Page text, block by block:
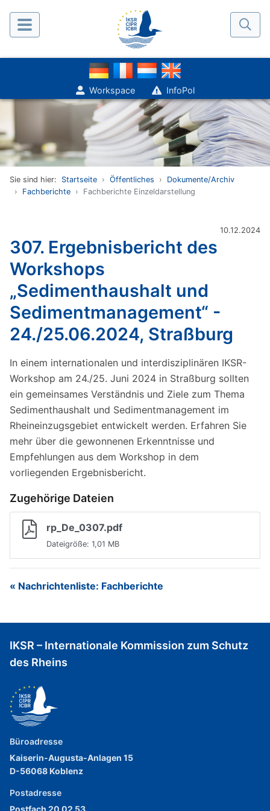
Workspace InfoPol
Sie sind hier: Startseite Öffentliches
Dokumente/Archiv
Fachberichte
Fachberichte Einzeldarstellung
10.12.2024
307. Ergebnisbericht des
Workshops
„Sedimenthaushalt und
Sedimentmanagement“ -
24./25.06.2024, Straßburg
In einem internationalen und interdisziplinären IKSR-
Workshop am 24./25. Juni 2024 in Straßburg sollten
ein gemeinsames Verständnis und Ziele zum Thema
Sedimenthaushalt und Sedimentmanagement im
Rheineinzugsgebiet entwickelt werden. Erfahren Sie
mehr über die gewonnenen Erkenntnisse und
Empfehlungen aus dem Workshop in dem
vorliegenden Ergebnisbericht.
Zugehörige Dateien
rp_De_0307.pdf
Dateigröße: 1,01 MB
« Nachrichtenliste: Fachberichte
IKSR – Internationale Kommission zum Schutz
des Rheins
Büroadresse
Kaiserin-Augusta-Anlagen 15
D-56068 Koblenz
Postadresse
Postfach 20 02 53